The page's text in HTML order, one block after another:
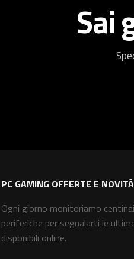
Sai
PC GAMING OFFERTE E NOVITÀ
Ogni giorno monitoriamo
periferiche per segnalarti le
disponibili online.